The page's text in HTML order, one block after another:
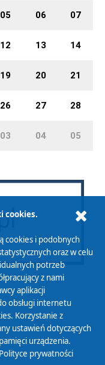
05 06 07
12 13 14
19 20 21
26 27 28
03 04 05
cookies.
cookies i podobnych
oraz w celu
potrzeb
z nami
aplikacji
obsługi internetu
Korzystanie z
ustawień dotyczących
urządzenia.
Polityce prywatności